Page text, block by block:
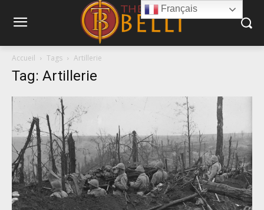
Accueil Tags Artillerie
Tag: Artillerie
Français